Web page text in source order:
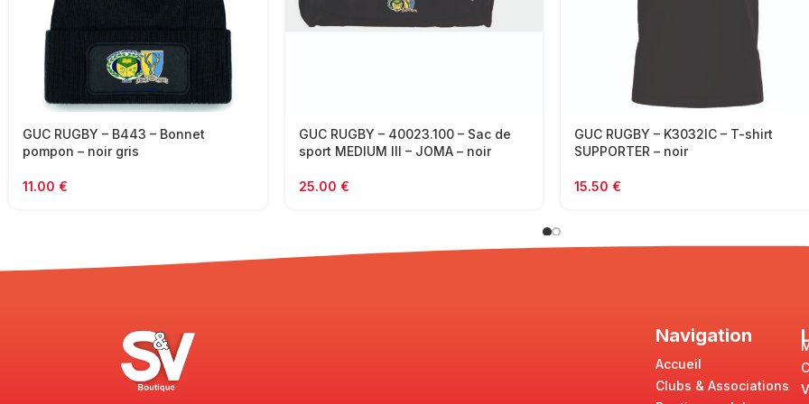
GUC RUGBY – B443 – Bonnet
pompon – noir gris
11.00 €
GUC RUGBY – 40023.100 – Sac de
sport MEDIUM III – JOMA – noir
25.00 €
GUC RUGBY – K3032IC – T-shirt
SUPPORTER – noir
15.50 €
Navigation
Accueil
Clubs & Associations